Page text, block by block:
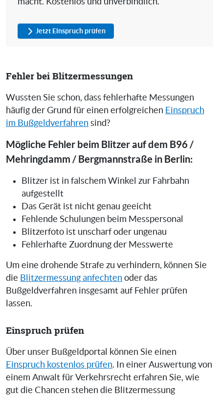
Jetzt Einspruch prüfen
Fehler bei Blitzermessungen
Wussten Sie schon, dass fehlerhafte Messungen
häufig der Grund für einen erfolgreichen Einspruch
im Bußgeldverfahren sind?
Mögliche Fehler beim Blitzer auf dem B96 /
Mehringdamm / Bergmannstraße in Berlin:
Blitzer ist in falschem Winkel zur Fahrbahn
aufgestellt
Das Gerät ist nicht genau geeicht
Fehlende Schulungen beim Messpersonal
Blitzerfoto ist unscharf oder ungenau
Fehlerhafte Zuordnung der Messwerte
Um eine drohende Strafe zu verhindern, können Sie
die Blitzermessung anfechten oder das
Bußgeldverfahren insgesamt auf Fehler prüfen
lassen.
Einspruch prüfen
Über unser Bußgeldportal können Sie einen
Einspruch kostenlos prüfen. In einer Auswertung von
einem Anwalt für Verkehrsrecht erfahren Sie, wie
gut die Chancen stehen die Blitzermessung